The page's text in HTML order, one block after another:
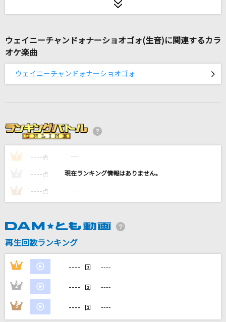
ヨルシカ
[生音]遠い恋のリフレイン
T-BOLAN
[生音]366日
Juice=Juice
好きって言ってよ
[生音]HEARTBREAKER(G-DRAGON 2013 WOR
G-DRAGON(from BIGBANG)
HeLLo
Mrs. GREEN APPLE
残響散歌
Aimer(エメ)
ウェイニーチャンドォナーショオゴォ(生音)に関連するカラ
オケ楽曲
ウェイニーチャンドォナーショオゴォ
1 ---- 点 ----
---- 点 ----
3 ---- 点 ----
再生回数ランキング
1 ---- 回 ----
2 ---- 回 ----
3 ---- 回 ----